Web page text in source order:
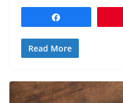
Read More